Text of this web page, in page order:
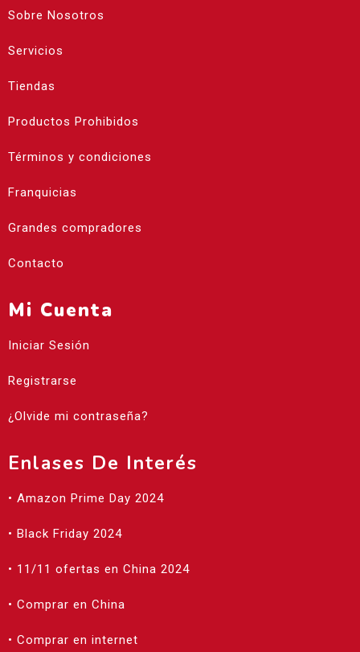
Sobre Nosotros
Servicios
Tiendas
Productos Prohibidos
Términos y condiciones
Franquicias
Grandes compradores
Contacto
Mi Cuenta
Iniciar Sesión
Registrarse
¿Olvide mi contraseña?
Enlases De Interés
• Amazon Prime Day 2024
• Black Friday 2024
• 11/11 ofertas en China 2024
• Comprar en China
• Comprar en internet